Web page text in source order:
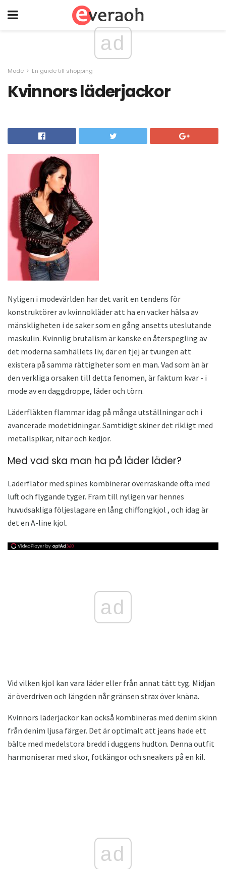
ad
Mode En guide till shopping
Kvinnors läderjackor
Nyligen i modevärlden har det varit en tendens för
konstruktörer av kvinnokläder att ha en vacker hälsa av
mänskligheten i de saker som en gång ansetts uteslutande
maskulin. Kvinnlig brutalism är kanske en återspegling av
det moderna samhällets liv, där en tjej är tvungen att
existera på samma rättigheter som en man. Vad som än är
den verkliga orsaken till detta fenomen, är faktum kvar - i
mode av en daggdroppe, läder och törn.
Läderfläkten flammar idag på många utställningar och i
avancerade modetidningar. Samtidigt skiner det rikligt med
metallspikar, nitar och kedjor.
Med vad ska man ha på läder läder?
Läderflätor med spines kombinerar överraskande ofta med
luft och flygande tyger. Fram till nyligen var hennes
huvudsakliga följeslagare en lång chiffongkjol , och idag är
det en A-line kjol.
ad
Vid vilken kjol kan vara läder eller från annat tätt tyg. Midjan
är överdriven och längden når gränsen strax över knäna.
Kvinnors läderjackor kan också kombineras med denim skinn
från denim ljusa färger. Det är optimalt att jeans hade ett
bälte med medelstora bredd i duggens hudton. Denna outfit
harmoniserar med skor, fotkängor och sneakers på en kil.
ad